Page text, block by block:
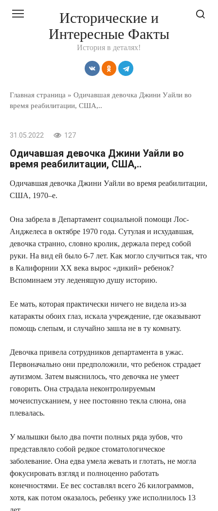
Исторические и
Интересные Факты
История в деталях!
Главная страница » Одичавшая девочка Джини Уайли во
время реабилитации, США,..
31.05.2022 127
Одичавшая девочка Джини Уайли во
время реабилитации, США,..
Одичавшая девочка Джини Уайли во время реабилитации,
США, 1970–е.
Она забрела в Департамент социальной помощи Лос-
Анджелеса в октябре 1970 года. Сутулая и исхудавшая,
девочка странно, словно кролик, держала перед собой
руки. На вид ей было 6-7 лет. Как могло случиться так, что
в Калифорнии XX века вырос «дикий» ребенок?
Вспоминаем эту леденящую душу историю.
Ее мать, которая практически ничего не видела из-за
катаракты обоих глаз, искала учреждение, где оказывают
помощь слепым, и случайно зашла не в ту комнату.
Девочка привела сотрудников департамента в ужас.
Первоначально они предположили, что ребенок страдает
аутизмом. Затем выяснилось, что девочка не умеет
говорить. Она страдала неконтролируемым
мочеиспусканием, у нее постоянно текла слюна, она
плевалась.
У малышки было два почти полных ряда зубов, что
представляло собой редкое стоматологическое
заболевание. Она едва умела жевать и глотать, не могла
фокусировать взгляд и полноценно работать
конечностями. Ее вес составлял всего 26 килограммов,
хотя, как потом оказалось, ребенку уже исполнилось 13